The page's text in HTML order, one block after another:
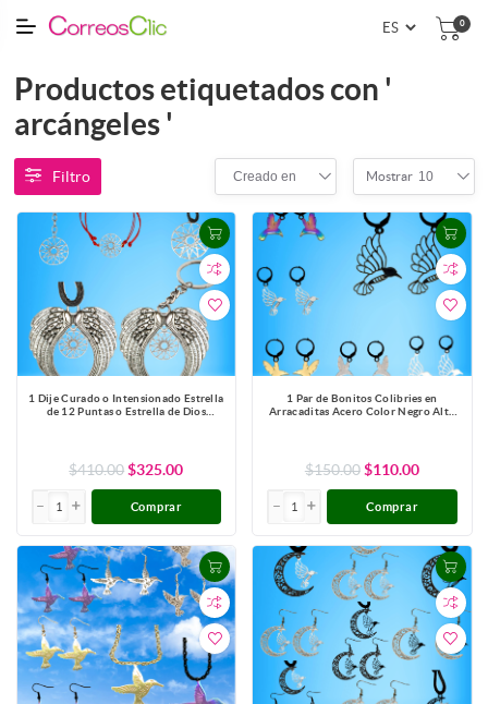
0
Productos etiquetados con '
arcángeles '
Filtro Creado en Mostrar 10
1 Dije Curado o Intensionado Estrella
de 12 Puntas o Estrella de Dios
Collar-X1-Lopi
$410.00 $325.00
Comprar
1 Par de Bonitos Colibries en
Arracaditas Acero Color Negro Alta
$150.00 $110.00
Comprar